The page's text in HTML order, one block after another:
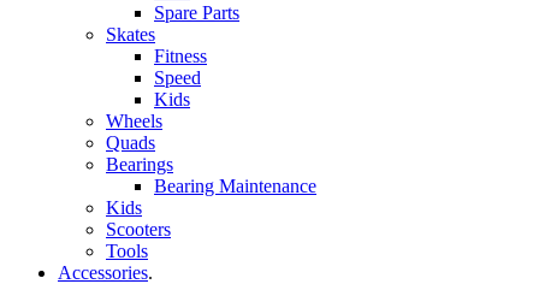
Spare Parts
Skates
Fitness
Speed
Kids
Wheels
Quads
Bearings
Bearing Maintenance
Kids
Scooters
Tools
Accessories.